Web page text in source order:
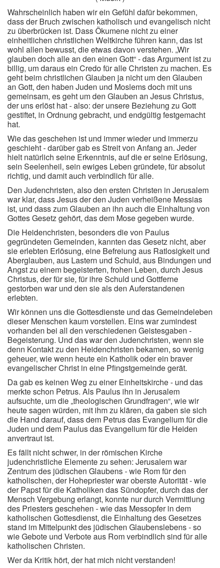
Wahrscheinlich haben wir ein Gefühl dafür bekommen,
dass der Bruch zwischen katholisch und evangelisch nicht
zu überbrücken ist. Dass Ökumene nicht zu einer
einheitlichen christlichen Weltkirche führen kann, das ist
wohl allen bewusst, die etwas davon verstehen. „Wir
glauben doch alle an den einen Gott“ - das Argument ist zu
billig, um daraus ein Credo für alle Christen zu machen. Es
geht beim christlichen Glauben ja nicht um den Glauben
an Gott, den haben Juden und Moslems doch mit uns
gemeinsam, es geht um den Glauben an Jesus Christus,
der uns erlöst hat - also: der unsere Beziehung zu Gott
gestiftet, in Ordnung gebracht, und endgültig festgemacht
hat.
Wie das geschehen ist und immer wieder und immerzu
geschieht - darüber gab es Streit von Anfang an. Jeder
hielt natürlich seine Erkenntnis, auf die er seine Erlösung,
sein Seelenheil, sein ewiges Leben gründete, für absolut
richtig, und damit auch verbindlich für alle.
Den Judenchristen, also den ersten Christen in Jerusalem
war klar, dass Jesus der den Juden verheißene Messias
ist, und dass zum Glauben an ihn auch die Einhaltung von
Gottes Gesetz gehört, das dem Mose gegeben wurde.
Die Heidenchristen, besonders die von Paulus
gegründeten Gemeinden, kannten das Gesetz nicht, aber
sie erlebten Erlösung, eine Befreiung aus Ratlosigkeit und
Aberglauben, aus Lastern und Schuld, aus Bindungen und
Angst zu einem begeisterten, frohen Leben, durch Jesus
Christus, der für sie, für ihre Schuld und Gottferne
gestorben war und den sie als den Auferstandenen
erlebten.
Wir können uns die Gottesdienste und das Gemeindeleben
dieser Menschen kaum vorstellen. Eins war zumindest
vorhanden bei all den verschiedenen Geistesgaben -
Begeisterung. Und das war den Judenchristen, wenn sie
denn Kontakt zu den Heidenchristen bekamen, so wenig
geheuer, wie wenn heute ein Katholik oder ein braver
evangelischer Christ in eine Pfingstgemeinde gerät.
Da gab es keinen Weg zu einer Einheitskirche - und das
merkte schon Petrus. Als Paulus ihn in Jerusalem
aufsuchte, um die „theologischen Grundfragen“, wie wir
heute sagen würden, mit ihm zu klären, da gaben sie sich
die Hand darauf, dass dem Petrus das Evangelium für die
Juden und dem Paulus das Evangelium für die Heiden
anvertraut ist.
Es fällt nicht schwer, in der römischen Kirche
judenchristliche Elemente zu sehen: Jerusalem war
Zentrum des jüdischen Glaubens - wie Rom für den
katholischen, der Hohepriester war oberste Autorität - wie
der Papst für die Katholiken das Sündopfer, durch das der
Mensch Vergebung erlangt, konnte nur durch Vermittlung
des Priesters geschehen - wie das Messopfer in dem
katholischen Gottesdienst, die Einhaltung des Gesetzes
stand im Mittelpunkt des jüdischen Glaubenslebens - so
wie Gebote und Verbote aus Rom verbindlich sind für alle
katholischen Christen.
Wer da Kritik hört, der hat mich nicht verstanden!